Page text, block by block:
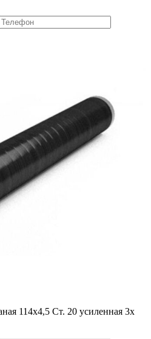
114х4,5 Ст. 20 усиленная 3х